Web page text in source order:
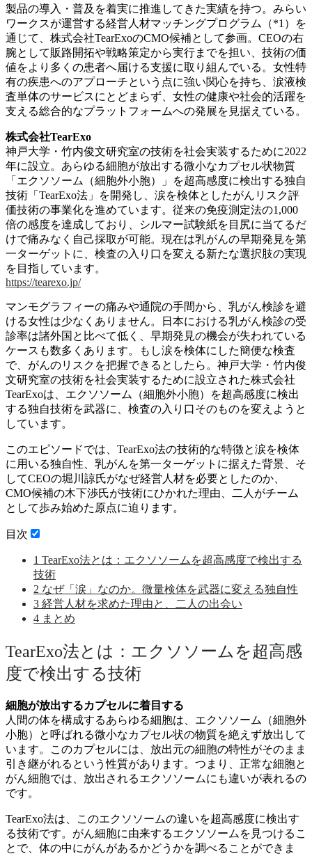
製品の導入・普及を着実に推進してきた実績を持つ。 みらい
ワークスが運営する経営人材マッチングプログラム（*1）を
通じて、株式会社TearExoのCMO候補として参画。CEOの右
腕として販路開拓や戦略策定から実行までを担い、技術の価
値をより多くの患者へ届ける支援に取り組んでいる。女性特
有の疾患へのアプローチという点に強い関心を持ち、涙液検
査単体のサービスにとどまらず、女性の健康や社会的活躍を
支える総合的なプラットフォームへの発展を見据えている。
株式会社TearExo
神戸大学・竹内俊文研究室の技術を社会実装するために2022
年に設立。あらゆる細胞が放出する微小なカプセル状物質
「エクソソーム（細胞外小胞）」を超高感度に検出する独自
技術「TearExo法」を開発し、涙を検体としたがんリスク評
価技術の事業化を進めています。従来の免疫測定法の1,000
倍の感度を達成しており、シルマー試験紙を目尻に当てるだ
けで痛みなく自己採取が可能。現在は乳がんの早期発見を第
一ターゲットに、検査の入り口を変える新たな選択肢の実現
を目指しています。
https://tearexo.jp/
マンモグラフィーの痛みや通院の手間から、乳がん検診を避
ける女性は少なくありません。日本における乳がん検診の受
診率は諸外国と比べて低く、早期発見の機会が失われている
ケースも数多くあります。もし涙を検体にした簡便な検査
で、がんのリスクを把握できるとしたら。神戸大学・竹内俊
文研究室の技術を社会実装するために設立された株式会社
TearExoは、エクソソーム（細胞外小胞）を超高感度に検出
する独自技術を武器に、検査の入り口そのものを変えようと
しています。
このエピソードでは、TearExo法の技術的な特徴と涙を検体
に用いる独自性、乳がんを第一ターゲットに据えた背景、そ
してCEOの堀川諒氏がなぜ経営人材を必要としたのか、
CMO候補の木下渉氏が技術にひかれた理由、二人がチーム
として歩み始めた原点に迫ります。
目次
1 TearExo法とは：エクソソームを超高感度で検出する
技術
2 なぜ「涙」なのか。微量検体を武器に変える独自性
3 経営人材を求めた理由と、二人の出会い
4 まとめ
TearExo法とは：エクソソームを超高感
度で検出する技術
細胞が放出するカプセルに着目する
人間の体を構成するあらゆる細胞は、エクソソーム（細胞外
小胞）と呼ばれる微小なカプセル状の物質を絶えず放出して
います。このカプセルには、放出元の細胞の特性がそのまま
引き継がれるという性質があります。つまり、正常な細胞と
がん細胞では、放出されるエクソソームにも違いが表れるの
です。
TearExo法は、このエクソソームの違いを超高感度に検出す
る技術です。がん細胞に由来するエクソソームを見つけるこ
とで、体の中にがんがあるかどうかを調べることができま